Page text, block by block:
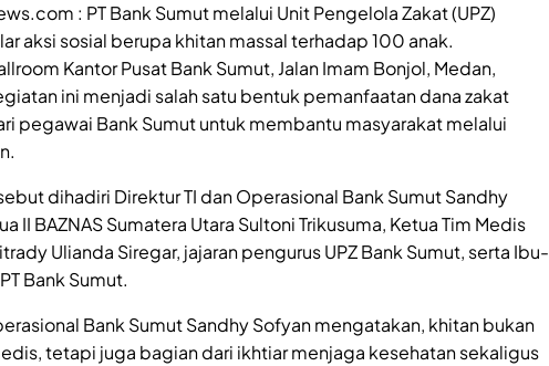
: PT Bank Sumut melalui Unit Pengelola Zakat (UPZ)
aksi sosial berupa khitan massal terhadap 100 anak.
Kantor Pusat Bank Sumut, Jalan Imam Bonjol, Medan,
ini menjadi salah satu bentuk pemanfaatan dana zakat
pegawai Bank Sumut untuk membantu masyarakat melalui
dihadiri Direktur TI dan Operasional Bank Sumut Sandhy
II BAZNAS Sumatera Utara Sultoni Trikusuma, Ketua Tim Medis
Ulianda Siregar, jajaran pengurus UPZ Bank Sumut, serta Ibu-
Bank Sumut.
Bank Sumut Sandhy Sofyan mengatakan, khitan bukan
tetapi juga bagian dari ikhtiar menjaga kesehatan sekaligus